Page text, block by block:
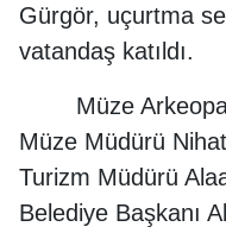
Gürgör, uçurtma
vatandaş katıldı.
Müze
Müze Müdürü
Turizm Müdürü
Belediye Başkanı